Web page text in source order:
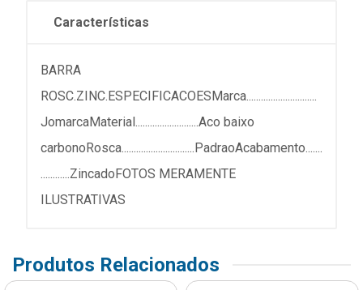
Características
BARRA
ROSC.ZINC.ESPECIFICACOESMarca.............................
JomarcaMaterial..........................Aco baixo
carbonoRosca..............................PadraoAcabamento.......
............ZincadoFOTOS MERAMENTE
ILUSTRATIVAS
Produtos Relacionados